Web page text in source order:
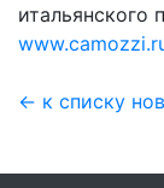
итальянского
← к списку